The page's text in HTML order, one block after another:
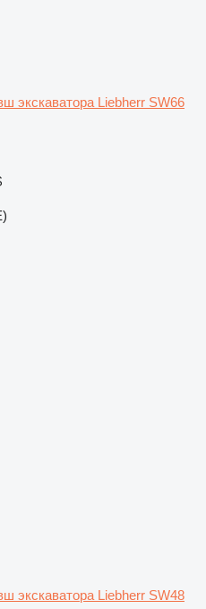
экскаватора Liebherr SW66
экскаватора Liebherr SW48